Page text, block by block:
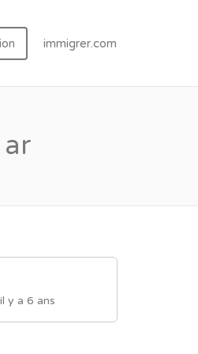
immigrer.com
y a 6 ans